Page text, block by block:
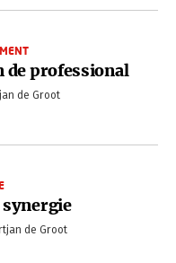
de professional
de Groot
synergie
de Groot